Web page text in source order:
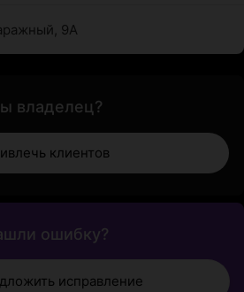
9А
владелец?
клиентов
ошибку?
исправление